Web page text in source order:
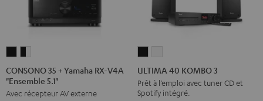
35
+
Yamaha
35
+
Yamaha
CONSONO 35 + Yamaha RX-V4A
"Ensemble 5.1"
Avec récepteur AV externe
40
KOMBO
3
40
KOMBO
3
ULTIMA 40 KOMBO 3
Prêt à l’emploi avec tuner CD et
Spotify intégré.